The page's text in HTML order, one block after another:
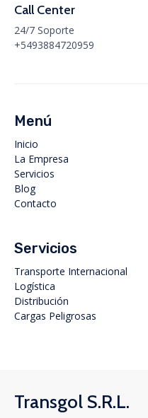
Call Center
24/7 Soporte
+5493884720959
Menú
Inicio
La Empresa
Servicios
Blog
Contacto
Servicios
Transporte Internacional
Logística
Distribución
Cargas Peligrosas
Transgol S.R.L.